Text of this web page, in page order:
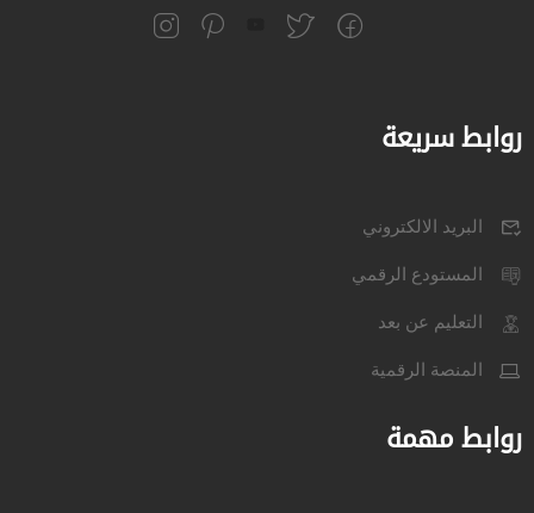
روابط سريعة
البريد الالكتروني
المستودع الرقمي
التعليم عن بعد
المنصة الرقمية
روابط مهمة